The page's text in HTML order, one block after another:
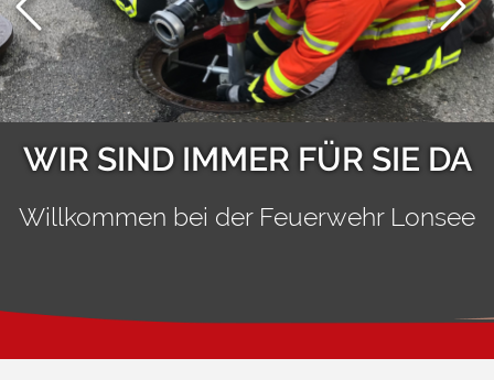
WIR SIND IMMER FÜR SIE DA
Willkommen bei der Feuerwehr Lonsee